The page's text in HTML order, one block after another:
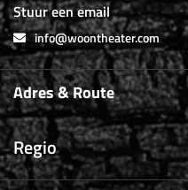
Stuur een email
info@woontheater.com
Adres & Route
Regio